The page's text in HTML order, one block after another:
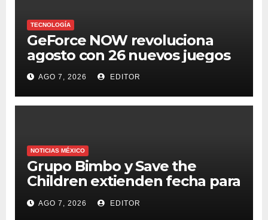
TECNOLOGÍA
GeForce NOW revoluciona
agosto con 26 nuevos juegos
AGO 7, 2026 EDITOR
NOTICIAS MÉXICO
Grupo Bimbo y Save the
Children extienden fecha para
apoyar a damnificados de
Venezuela
AGO 7, 2026 EDITOR